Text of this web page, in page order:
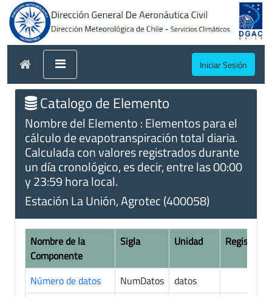
Iniciar Sesión
Catalogo de Elemento
Nombre del Elemento : Elementos para el
cálculo de evapotranspiración total diaria.
Calculada con valores registrados durante
un día cronológico, es decir, entre las 00:00
y 23:59 hora local.
Estación La Unión, Agrotec (400058)
Nombre de la
Componente
Sigla Unidad Registros
Número de datos NumDatos datos